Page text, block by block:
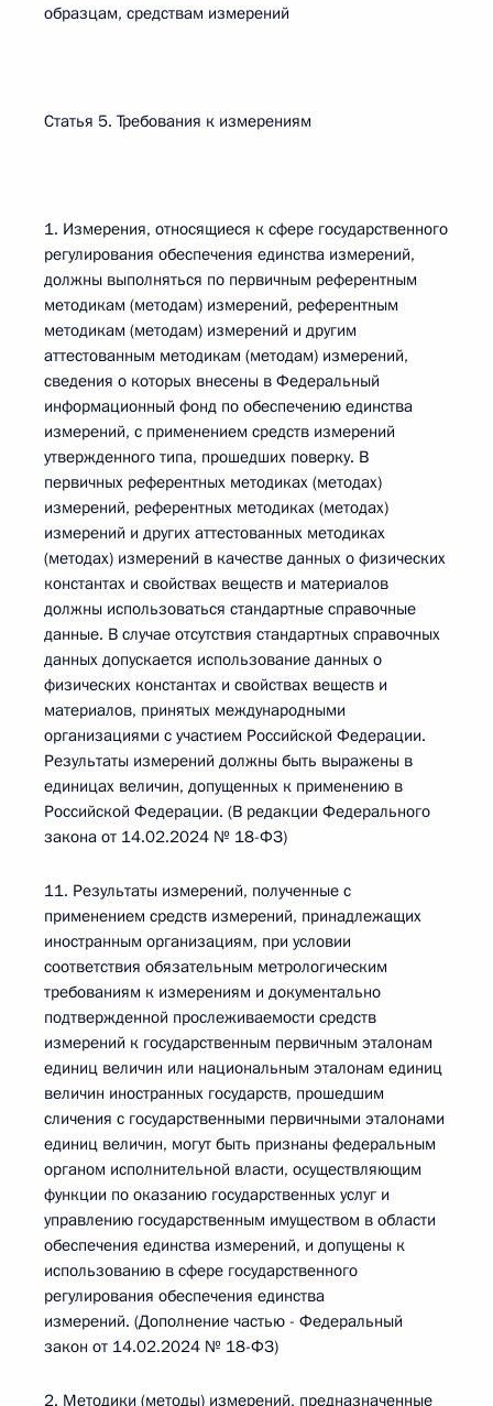
образцам, средствам измерений
Статья 5. Требования к измерениям
1. Измерения, относящиеся к сфере государственного
регулирования обеспечения единства измерений,
должны выполняться по первичным референтным
методикам (методам) измерений, референтным
методикам (методам) измерений и другим
аттестованным методикам (методам) измерений,
сведения о которых внесены в Федеральный
информационный фонд по обеспечению единства
измерений, с применением средств измерений
утвержденного типа, прошедших поверку. В
первичных референтных методиках (методах)
измерений, референтных методиках (методах)
измерений и других аттестованных методиках
(методах) измерений в качестве данных о физических
константах и свойствах веществ и материалов
должны использоваться стандартные справочные
данные. В случае отсутствия стандартных справочных
данных допускается использование данных о
физических константах и свойствах веществ и
материалов, принятых международными
организациями с участием Российской Федерации.
Результаты измерений должны быть выражены в
единицах величин, допущенных к применению в
Российской Федерации. (В редакции Федерального
закона от 14.02.2024 № 18-ФЗ)
11. Результаты измерений, полученные с
применением средств измерений, принадлежащих
иностранным организациям, при условии
соответствия обязательным метрологическим
требованиям к измерениям и документально
подтвержденной прослеживаемости средств
измерений к государственным первичным эталонам
единиц величин или национальным эталонам единиц
величин иностранных государств, прошедшим
сличения с государственными первичными эталонами
единиц величин, могут быть признаны федеральным
органом исполнительной власти, осуществляющим
функции по оказанию государственных услуг и
управлению государственным имуществом в области
обеспечения единства измерений, и допущены к
использованию в сфере государственного
регулирования обеспечения единства
измерений. (Дополнение частью - Федеральный
закон от 14.02.2024 № 18-ФЗ)
2. Методики (методы) измерений, предназначенные